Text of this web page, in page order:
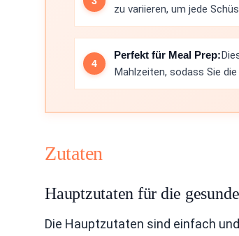
zu variieren, um jede
Perfekt für Meal Prep:
Mahlzeiten, sodass Sie
Zutaten
Hauptzutaten für die
Die Hauptzutaten sind einfach